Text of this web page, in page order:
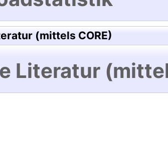
(mittels CORE)
Literatur